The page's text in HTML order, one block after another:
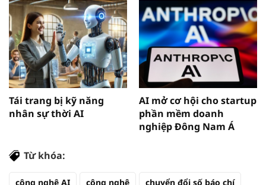
Tái trang bị kỹ năng
nhân sự thời AI
AI mở cơ hội cho startup
phần mềm doanh
nghiệp Đông Nam Á
Từ khóa:
công nghệ AI công nghệ chuyển đổi số báo chí